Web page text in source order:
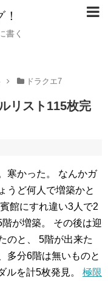
書く
ドラクエ7
リスト115枚完
寒かった。
なんかガ
うど何人で増築かと
館にすれ違い3人で2
が増築。
その後は迎
のと、
5階が出来た
多分6階は無いものと
ルを計5枚発見。
極限